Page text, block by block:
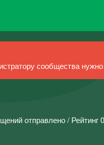
сообщества нужно
отправлено / Рейтинг